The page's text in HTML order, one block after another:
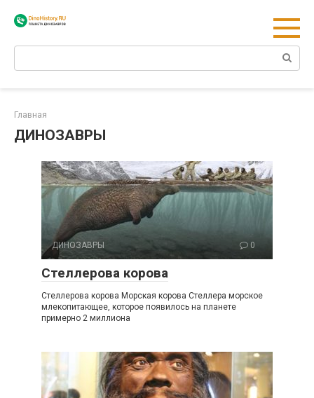
Главная
ДИНОЗАВРЫ
ДИНОЗАВРЫ 0
Стеллерова корова
Стеллерова корова Морская корова Стеллера морское
млекопитающее, которое появилось на планете
примерно 2 миллиона